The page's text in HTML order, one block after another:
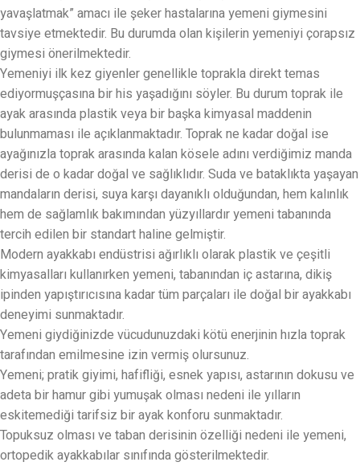
yavaşlatmak” amacı ile şeker hastalarına yemeni giymesini
tavsiye etmektedir. Bu durumda olan kişilerin yemeniyi çorapsız
giymesi önerilmektedir.
Yemeniyi ilk kez giyenler genellikle toprakla direkt temas
ediyormuşçasına bir his yaşadığını söyler. Bu durum toprak ile
ayak arasında plastik veya bir başka kimyasal maddenin
bulunmaması ile açıklanmaktadır. Toprak ne kadar doğal ise
ayağınızla toprak arasında kalan kösele adını verdiğimiz manda
derisi de o kadar doğal ve sağlıklıdır. Suda ve bataklıkta yaşayan
mandaların derisi, suya karşı dayanıklı olduğundan, hem kalınlık
hem de sağlamlık bakımından yüzyıllardır yemeni tabanında
tercih edilen bir standart haline gelmiştir.
Modern ayakkabı endüstrisi ağırlıklı olarak plastik ve çeşitli
kimyasalları kullanırken yemeni, tabanından iç astarına, dikiş
ipinden yapıştırıcısına kadar tüm parçaları ile doğal bir ayakkabı
deneyimi sunmaktadır.
Yemeni giydiğinizde vücudunuzdaki kötü enerjinin hızla toprak
tarafından emilmesine izin vermiş olursunuz.
Yemeni; pratik giyimi, hafifliği, esnek yapısı, astarının dokusu ve
adeta bir hamur gibi yumuşak olması nedeni ile yılların
eskitemediği tarifsiz bir ayak konforu sunmaktadır.
Topuksuz olması ve taban derisinin özelliği nedeni ile yemeni,
ortopedik ayakkabılar sınıfında gösterilmektedir.